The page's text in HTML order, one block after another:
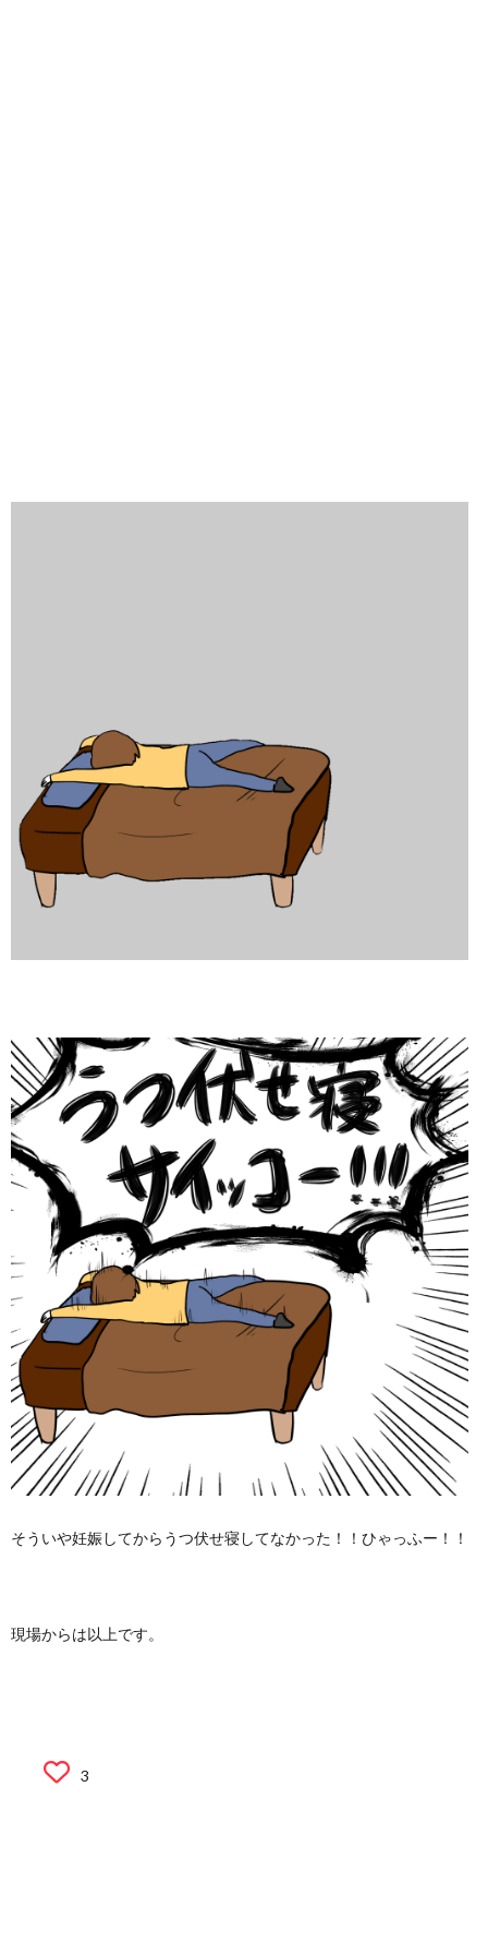
そういや妊娠してからうつ伏せ寝してなかった！！ひゃっふー！！
現場からは以上です。
3